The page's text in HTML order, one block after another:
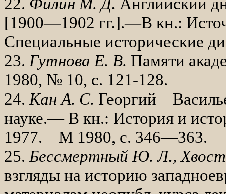
[1900—1902 гг.].—В кн.:
Специальные исторические
23. Гутнова Е. В. Памяти
1980, № 10, с. 121-128.
24. Кан А. С. Георгий
науке.— В кн.: История и
1977. М 1980, с. 346—363.
25. Бессмертный Ю. Л.,
взгля­ды на историю